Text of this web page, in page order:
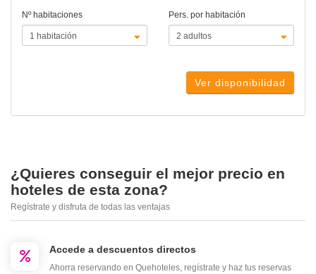
Nº habitaciones Pers. por habitación
Ver disponibilidad
¿Quieres conseguir el mejor precio en
hoteles de esta zona?
Regístrate y disfruta de todas las ventajas
Accede a descuentos directos
Ahorra reservando en Quehoteles, regístrate y haz tus reservas